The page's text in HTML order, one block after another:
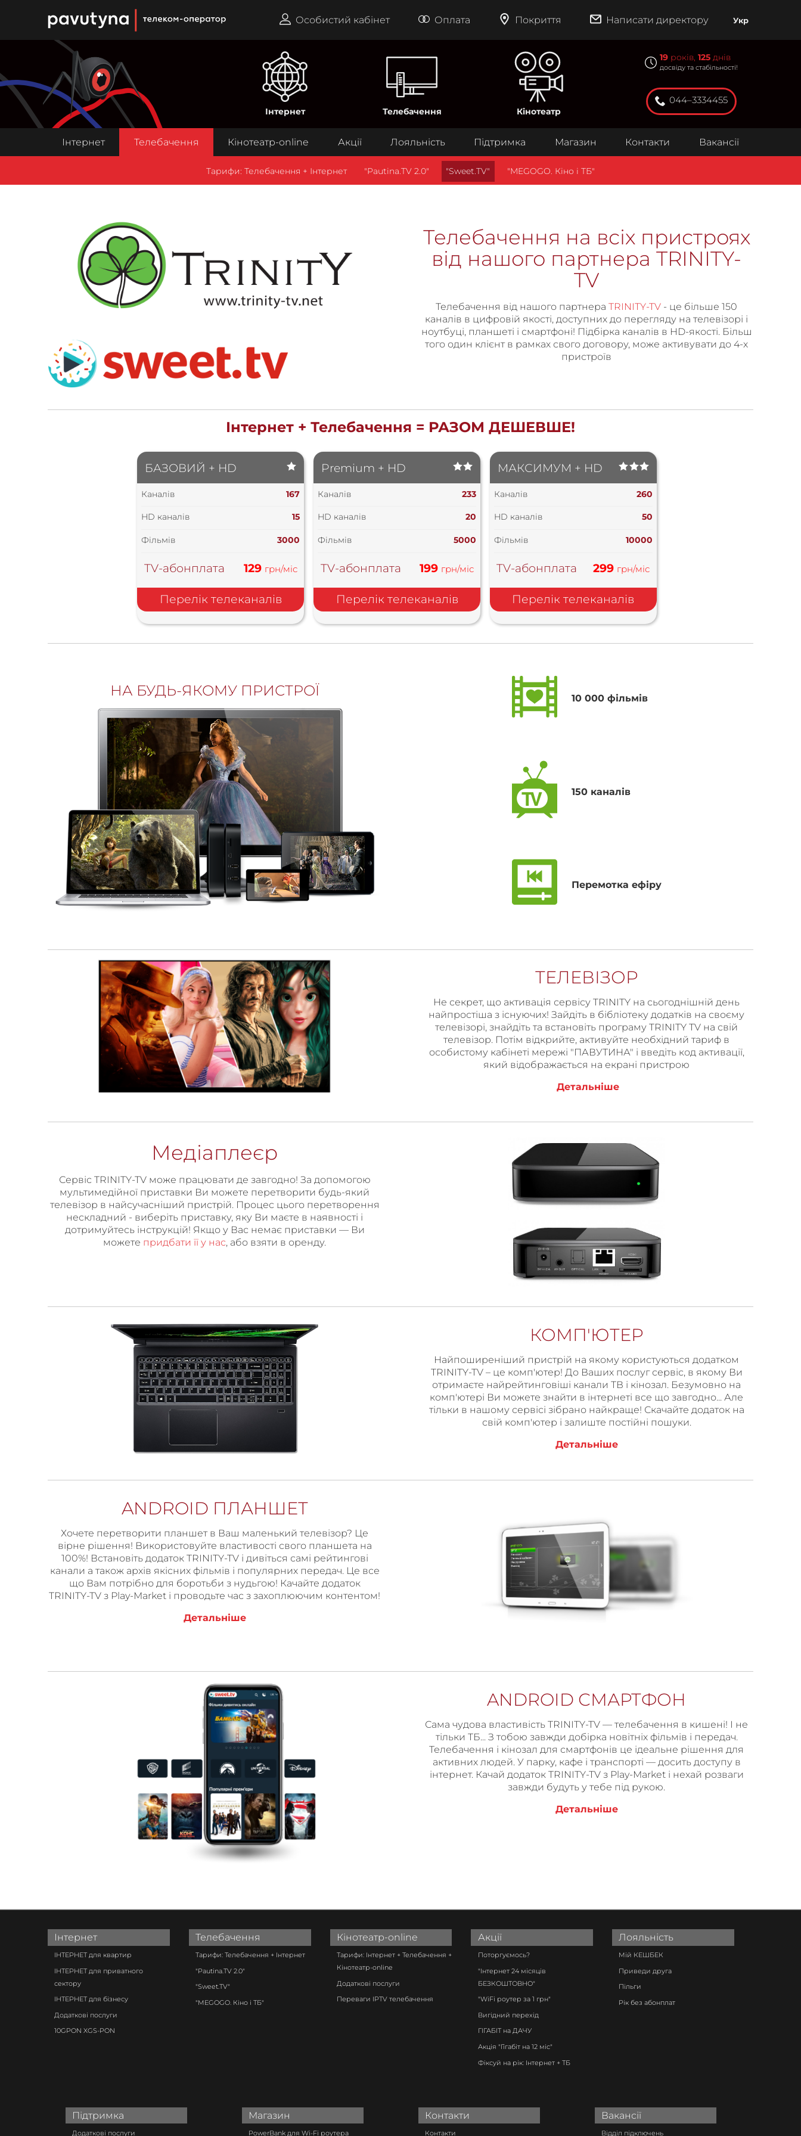
Особистий кабінет Оплата Покриття Написати директору Укр
Інтернет Телебачення Кінотеатр
19 років,125 днів
досвіду та стабільності!
044–3334455
Інтернет Телебачення Кінотеатр-online Акції Лояльність Підтримка Магазин Контакти Вакансії
Тарифи: Телебачення + Інтернет "Pautina.TV 2.0" "Sweet.TV" "MEGOGO. Кіно і ТБ"
Телебачення на всіх пристроях
від нашого партнера TRINITY-
TV
Телебачення від нашого партнера TRINITY-TV - це більше 150
каналів в цифровій якості, доступних до перегляду на телевізорі і
ноутбуці, планшеті і смартфоні! Підбірка каналів в HD-якості. Більш
того один клієнт в рамках свого договору, може активувати до 4-х
пристроїв
Інтернет + Телебачення = РАЗОМ ДЕШЕВШЕ!
БАЗОВИЙ + HD
Каналів 167
HD каналів 15
Фільмів 3000
TV-абонплата 129 грн/міс
Перелік телеканалів
Premium + HD
Каналів 233
HD каналів 20
Фільмів 5000
TV-абонплата 199 грн/міс
Перелік телеканалів
МАКСИМУМ + HD
Каналів 260
HD каналів 50
Фільмів 10000
TV-абонплата 299 грн/міс
Перелік телеканалів
НА БУДЬ-ЯКОМУ ПРИСТРОЇ 10 000 фільмів
150 каналів
Перемотка ефіру
ТЕЛЕВІЗОР
Не секрет, що активація сервісу TRINITY на сьогоднішній день
найпростіша з існуючих! Зайдіть в бібліотеку додатків на своєму
телевізорі, знайдіть та встановіть програму TRINITY TV на свій
телевізор. Потім відкрийте, активуйте необхідний тариф в
особистому кабінеті мережі "ПАВУТИНА" і введіть код активації,
який відображається на екрані пристрою
Детальніше
Медіаплеєр
Сервіс TRINITY-TV може працювати де завгодно! За допомогою
мультимедійної приставки Ви можете перетворити будь-який
телевізор в найсучасніший пристрій. Процес цього перетворення
нескладний - виберіть приставку, яку Ви маєте в наявності і
дотримуйтесь інструкцій! Якщо у Вас немає приставки — Ви
можете придбати її у нас, або взяти в оренду.
КОМП'ЮТЕР
Найпоширеніший пристрій на якому користуються додатком
TRINITY-TV – це комп'ютер! До Ваших послуг сервіс, в якому Ви
отримаєте найрейтинговіші канали ТВ і кінозал. Безумовно на
комп'ютері Ви можете знайти в інтернеті все що завгодно... Але
тільки в нашому сервісі зібрано найкраще! Скачайте додаток на
свій комп'ютер і залиште постійні пошуки.
Детальніше
ANDROID ПЛАНШЕТ
Хочете перетворити планшет в Ваш маленький телевізор? Це
вірне рішення! Використовуйте властивості свого планшета на
100%! Встановіть додаток TRINITY-TV і дивіться самі рейтингові
канали а також архів якісних фільмів і популярних передач. Це все
що Вам потрібно для боротьби з нудьгою! Качайте додаток
TRINITY-TV з Play-Market і проводьте час з захоплюючим контентом!
Детальніше
ANDROID СМАРТФОН
Сама чудова властивість TRINITY-TV — телебачення в кишені! І не
тільки ТБ... З тобою завжди добірка новітніх фільмів і передач.
Телебачення і кінозал для смартфонів це ідеальне рішення для
активних людей. У парку, кафе і транспорті — досить доступу в
інтернет. Качай додаток TRINITY-TV з Play-Market і нехай розваги
завжди будуть у тебе під рукою.
Детальніше
Інтернет
ІНТЕРНЕТ для квартир
ІНТЕРНЕТ для приватного
сектору
ІНТЕРНЕТ для бізнесу
Додаткові послуги
10GPON XGS-PON
Телебачення
Тарифи: Телебачення + Інтернет
"Pautina.TV 2.0"
"Sweet.TV"
"MEGOGO. Кіно і ТБ"
Кінотеатр-online
Тарифи: Інтернет + Телебачення +
Кінотеатр-online
Додаткові послуги
Переваги IPTV телебачення
Акції
Поторгуємось?
"Інтернет 24 місяців
БЕЗКОШТОВНО"
"WiFi роутер за 1 грн"
Вигідний перехід
ГІГАБІТ на ДАЧУ
Акція "Гігабіт на 12 міс"
Фіксуй на рік: Інтернет + ТБ
Лояльність
Мій КЕШБЕК
Приведи друга
Пільги
Рік без абонплат
Підтримка
Додаткові послуги
Магазин
PowerBank для Wi-Fi роутера
Контакти
Контакти
Вакансії
Відділ підключень